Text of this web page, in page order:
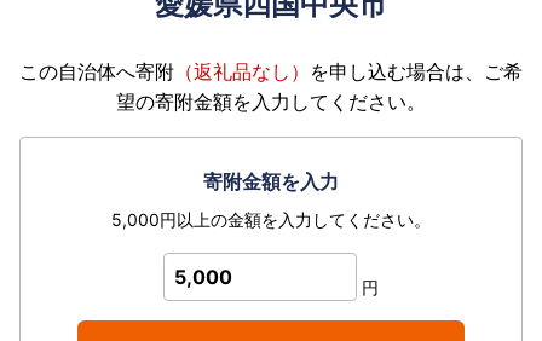
この自治体へ寄附 （返礼品なし） を申し込む場合は、ご希
望の寄附金額を入力してください。
寄附金額を入力
5,000円以上の金額を入力してください。
5,000 円